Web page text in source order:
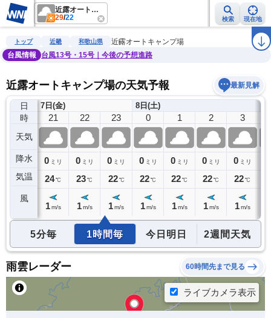
近露オートキャンプ場
29/22 検索 現在地
雨雲レーダー 台風情報 地震情報 警報・注意報 ラ
トップ 近畿 和歌山県
近露オートキャンプ場
台風情報
台風13号・15号｜今後の予想進路
近露オートキャンプ場の天気予報 最新見解
日
時
天気
降水
気温
風
7日(金)
20
0ミリ
24℃
21
0 ミリ
24℃
1 m/s
22
0 ミリ
23℃
1 m/s
23
0 ミリ
22 ℃
1m/s
8日(土)
0
0 ミリ
22℃
1 m/s
1
0 ミリ
22℃
1 m/s
2
0 ミリ
22℃
1 m/s
3
0 ミリ
22℃
1 m/s
5分毎 1時間毎 今日明日 2週間天気
雨雲レーダー 60時間先まで見る